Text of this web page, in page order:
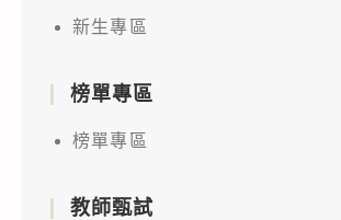
新生專區
榜單專區
榜單專區
教師甄試